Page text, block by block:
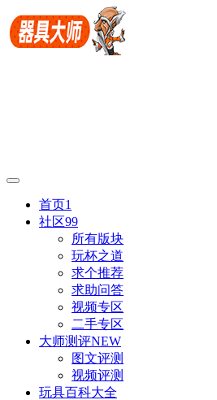
首页1
社区99
所有版块
玩杯之道
求个推荐
求助问答
视频专区
二手专区
大师测评NEW
图文评测
视频评测
玩具百科大全